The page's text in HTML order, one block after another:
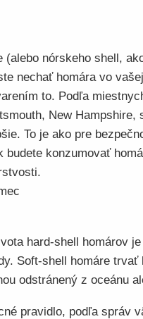
(alebo nórskeho shell,
nechať homára vo
to. Podľa
New Hampshire,
To je ako pre
budete konzumovať
hard-shell homárov
Soft-shell homáre trvať
odstránený z oceánu
pravidlo, podľa správ